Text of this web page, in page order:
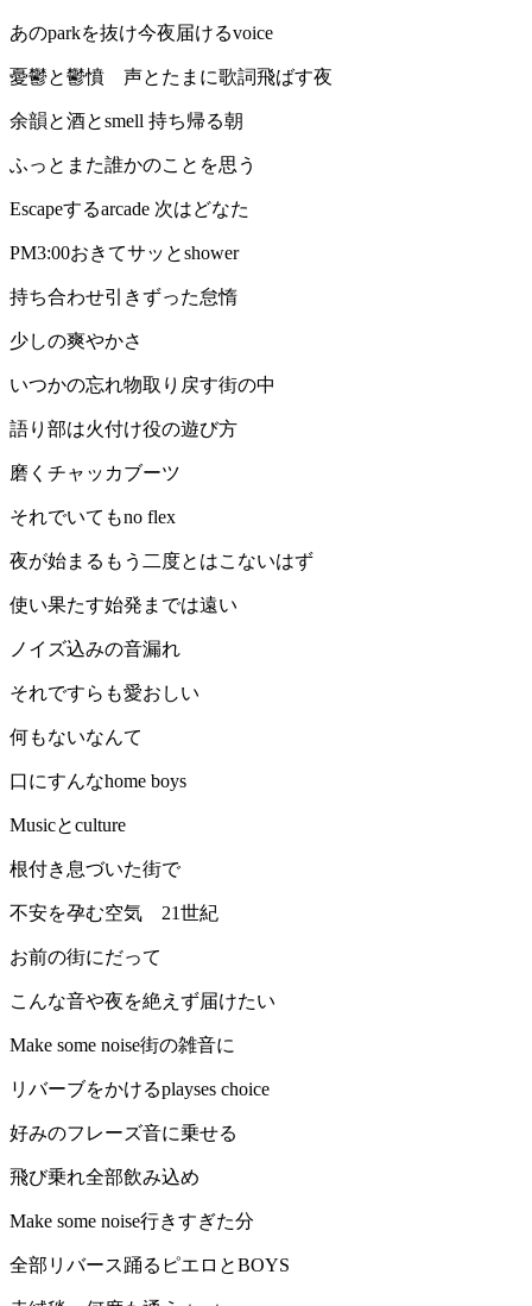
あのparkを抜け今夜届けるvoice
憂鬱と鬱憤 声とたまに歌詞飛ばす夜
余韻と酒とsmell 持ち帰る朝
ふっとまた誰かのことを思う
Escapeするarcade 次はどなた
PM3:00おきてサッとshower
持ち合わせ引きずった怠惰
少しの爽やかさ
いつかの忘れ物取り戻す街の中
語り部は火付け役の遊び方
磨くチャッカブーツ
それでいてもno flex
夜が始まるもう二度とはこないはず
使い果たす始発までは遠い
ノイズ込みの音漏れ
それですらも愛おしい
何もないなんて
口にすんなhome boys
Musicとculture
根付き息づいた街で
不安を孕む空気 21世紀
お前の街にだって
こんな音や夜を絶えず届けたい
Make some noise街の雑音に
リバーブをかけるplayses choice
好みのフレーズ音に乗せる
飛び乗れ全部飲み込め
Make some noise行きすぎた分
全部リバース踊るピエロとBOYS